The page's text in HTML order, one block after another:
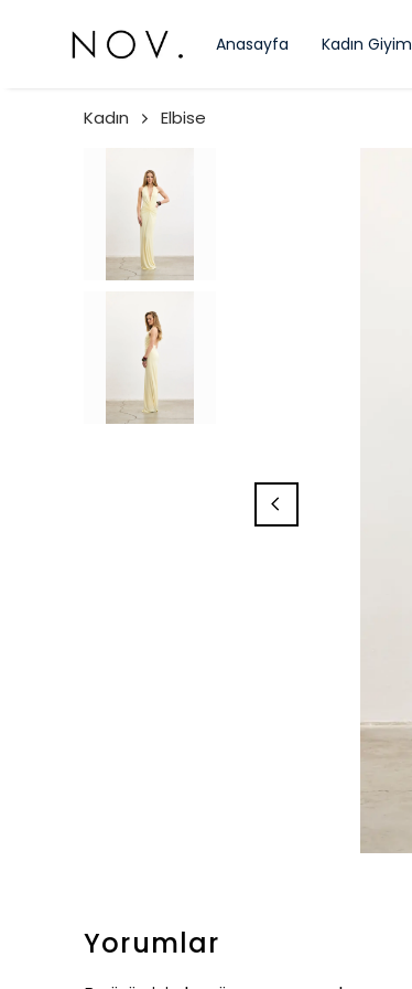
Anasayfa Kadın Giyim
Kadın Elbise
Yorumlar